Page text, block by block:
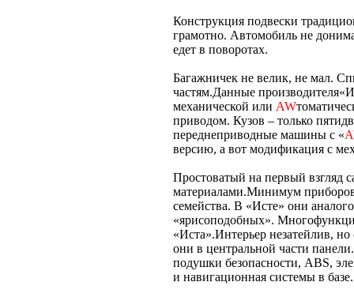
Конструкция подвески
грамотно. Автомобиль не
едет в поворотах.
Багажничек не велик, не мал.
частям.Данные
механической или AW
приводом. Кузов – только
переднеприводные машины с «
версию, а вот модификация с
Простоватый на первый взгляд
материалами.Минимум
семейства. В «Исте» они
«ярисоподобных».
«Иста».Интерьер незатейлив,
они в центральной части
подушки безопасности, ABS,
и навигационная системы в базе.